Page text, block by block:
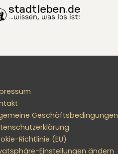
Geschäftsbedingungen
Richtlinie (EU)
Einstellungen ändern